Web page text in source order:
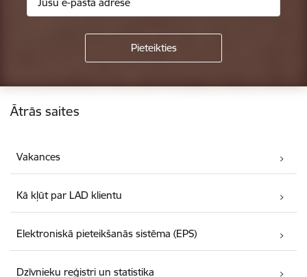
Kājene
Ātrās saites
Vakances
Kā kļūt par LAD klientu
Elektroniskā pieteikšanās sistēma (EPS)
Dzīvnieku reģistri un statistika